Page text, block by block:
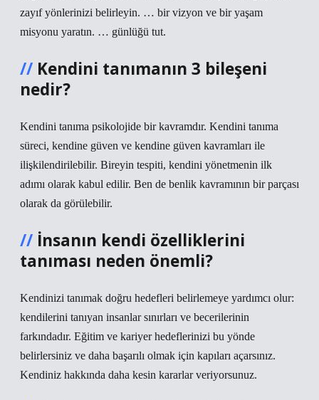
zayıf yönlerinizi belirleyin. … bir vizyon ve bir yaşam
misyonu yaratın. … günlüğü tut.
Kendini tanımanın 3 bileşeni
nedir?
Kendini tanıma psikolojide bir kavramdır. Kendini tanıma
süreci, kendine güven ve kendine güven kavramları ile
ilişkilendirilebilir. Bireyin tespiti, kendini yönetmenin ilk
adımı olarak kabul edilir. Ben de benlik kavramının bir parçası
olarak da görülebilir.
İnsanın kendi özelliklerini
tanıması neden önemli?
Kendinizi tanımak doğru hedefleri belirlemeye yardımcı olur:
kendilerini tanıyan insanlar sınırları ve becerilerinin
farkındadır. Eğitim ve kariyer hedeflerinizi bu yönde
belirlersiniz ve daha başarılı olmak için kapıları açarsınız.
Kendiniz hakkında daha kesin kararlar veriyorsunuz.